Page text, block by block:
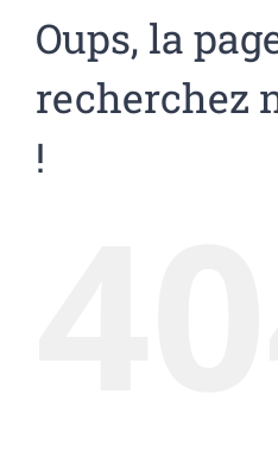
Oups, la
recherchez
!